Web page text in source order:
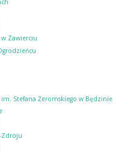
Zawierciu
Stefana Żeromskiego w Będzinie
Zdroju